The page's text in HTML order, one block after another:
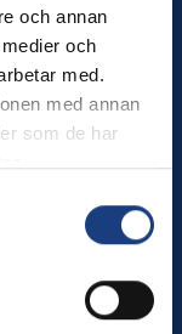
och annan
och
med.
med annan
som de har